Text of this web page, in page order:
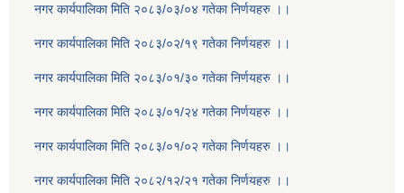
नगर कार्यपालिका मिति २०८३/०३/०४ गतेका निर्णयहरु ।।
नगर कार्यपालिका मिति २०८३/०२/१९ गतेका निर्णयहरु ।।
नगर कार्यपालिका मिति २०८३/०१/३० गतेका निर्णयहरु ।।
नगर कार्यपालिका मिति २०८३/०१/२४ गतेका निर्णयहरु ।।
नगर कार्यपालिका मिति २०८३/०१/०२ गतेका निर्णयहरु ।।
नगर कार्यपालिका मिति २०८२/१२/२१ गतेका निर्णयहरु ।।